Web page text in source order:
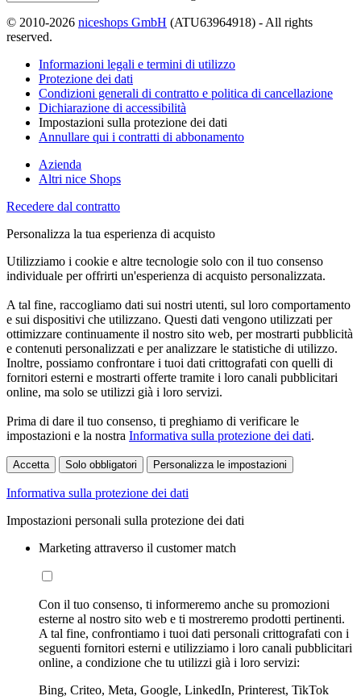
© 2010-2026 niceshops GmbH (ATU63964918) - All rights
reserved.
Informazioni legali e termini di utilizzo
Protezione dei dati
Condizioni generali di contratto e politica di cancellazione
Dichiarazione di accessibilità
Impostazioni sulla protezione dei dati
Annullare qui i contratti di abbonamento
Azienda
Altri nice Shops
Recedere dal contratto
Personalizza la tua esperienza di acquisto
Utilizziamo i cookie e altre tecnologie solo con il tuo consenso
individuale per offrirti un'esperienza di acquisto personalizzata.
A tal fine, raccogliamo dati sui nostri utenti, sul loro comportamento
e sui dispositivi che utilizzano. Questi dati vengono utilizzati per
ottimizzare continuamente il nostro sito web, per mostrarti pubblicità
e contenuti personalizzati e per analizzare le statistiche di utilizzo.
Inoltre, possiamo confrontare i tuoi dati crittografati con quelli di
fornitori esterni e mostrarti offerte tramite i loro canali pubblicitari
online, ma solo se utilizzi già i loro servizi.
Prima di dare il tuo consenso, ti preghiamo di verificare le
impostazioni e la nostra Informativa sulla protezione dei dati.
Accetta Solo obbligatori Personalizza le impostazioni
Informativa sulla protezione dei dati
Impostazioni personali sulla protezione dei dati
Marketing attraverso il customer match
Con il tuo consenso, ti informeremo anche su promozioni
esterne al nostro sito web e ti mostreremo prodotti pertinenti.
A tal fine, confrontiamo i tuoi dati personali crittografati con i
seguenti fornitori esterni e utilizziamo i loro canali pubblicitari
online, a condizione che tu utilizzi già i loro servizi:
Bing, Criteo, Meta, Google, LinkedIn, Printerest, TikTok